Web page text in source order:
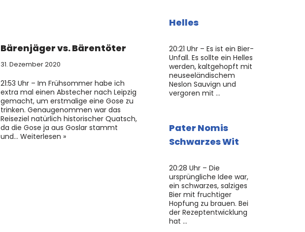
Bärenjäger vs. Bärentöter
31. Dezember 2020
21:53 Uhr – Im Frühsommer habe ich
extra mal einen Abstecher nach Leipzig
gemacht, um erstmalige eine Gose zu
trinken. Genaugenommen war das
Reiseziel natürlich historischer Quatsch,
da die Gose ja aus Goslar stammt
und… Weiterlesen »
Helles
20:21 Uhr – Es ist ein Bier-
Unfall. Es sollte ein Helles
werden, kaltgehopft mit
neuseeländischem
Neslon Sauvign und
vergoren mit …
Pater Nomis
Schwarzes Wit
20:28 Uhr – Die
ursprüngliche Idee war,
ein schwarzes, salziges
Bier mit fruchtiger
Hopfung zu brauen. Bei
der Rezeptentwicklung
hat …